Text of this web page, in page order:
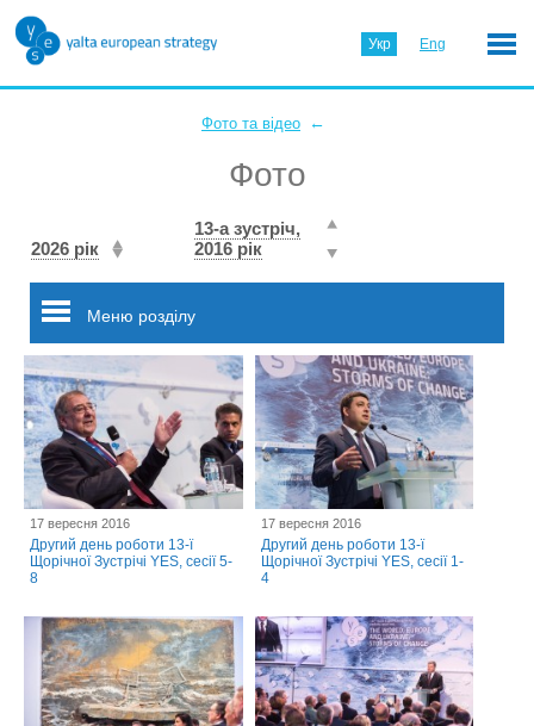
Укр Eng
Фото та відео ←
Фото
2026 рік
13-а зустріч,
2016 рік
Меню розділу
17 вересня 2016
Другий день роботи 13-ї
Щорічної Зустрічі YES, сесії 5-
8
17 вересня 2016
Другий день роботи 13-ї
Щорічної Зустрічі YES, сесії 1-
4